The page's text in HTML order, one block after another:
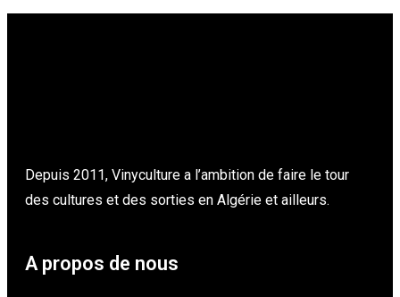
Depuis 2011, Vinyculture a l’ambition de faire le tour
des cultures et des sorties en Algérie et ailleurs.
A propos de nous